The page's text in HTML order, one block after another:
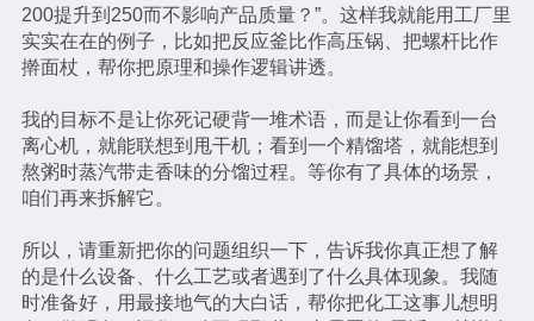
200提升到250而不影响产品质量？”。这样我就能用工厂里
实实在在的例子，比如把反应釜比作高压锅、把螺杆比作
擀面杖，帮你把原理和操作逻辑讲透。
我的目标不是让你死记硬背一堆术语，而是让你看到一台
离心机，就能联想到甩干机；看到一个精馏塔，就能想到
熬粥时蒸汽带走香味的分馏过程。等你有了具体的场景，
咱们再来拆解它。
所以，请重新把你的问题组织一下，告诉我你真正想了解
的是什么设备、什么工艺或者遇到了什么具体现象。我随
时准备好，用最接地气的大白话，帮你把化工这事儿想明